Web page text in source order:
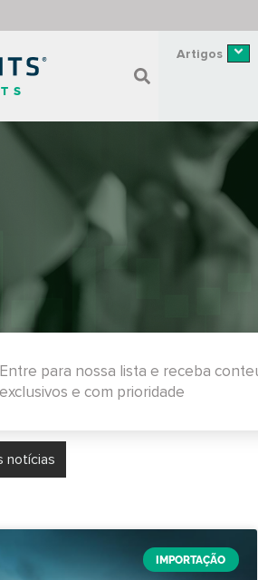
Artigos
Entre para nossa lista e receba
exclusivos e com prioridade
notícias Simples Nacional na
IMPORTAÇÃO